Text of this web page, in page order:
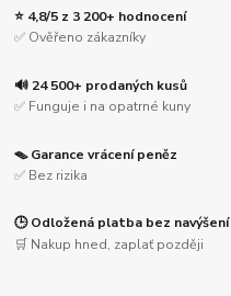
⭐ 4,8/5 z 3 200+ hodnocení
✅ Ověřeno zákazníky
🔊 24 500+ prodaných kusů
✅ Funguje i na opatrné kuny
🪤 Garance vrácení peněz
✅ Bez rizika
🕒 Odložená platba bez navýšení
🛒 Nakup hned, zaplať později